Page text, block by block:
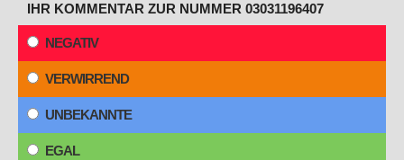
IHR KOMMENTAR ZUR NUMMER 03031196407
NEGATIV
VERWIRREND
UNBEKANNTE
EGAL